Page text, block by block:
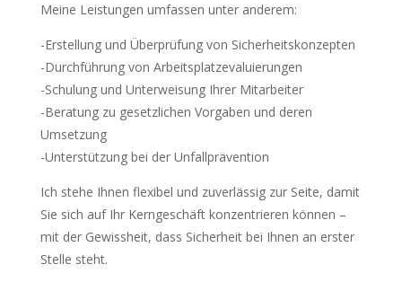
Meine Leistungen umfassen unter anderem:
-Erstellung und Überprüfung von Sicherheitskonzepten
-Durchführung von Arbeitsplatzevaluierungen
-Schulung und Unterweisung Ihrer Mitarbeiter
-Beratung zu gesetzlichen Vorgaben und deren
Umsetzung
-Unterstützung bei der Unfallprävention
Ich stehe Ihnen flexibel und zuverlässig zur Seite, damit
Sie sich auf Ihr Kerngeschäft konzentrieren können –
mit der Gewissheit, dass Sicherheit bei Ihnen an erster
Stelle steht.